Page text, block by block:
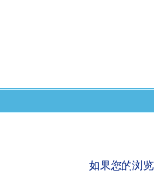
如果您的浏